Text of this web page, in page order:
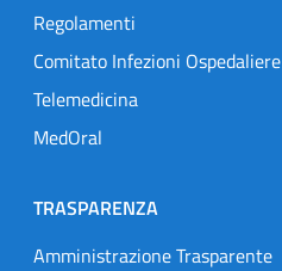
Regolamenti
Comitato Infezioni Ospedaliere
Telemedicina
MedOral
TRASPARENZA
Amministrazione Trasparente